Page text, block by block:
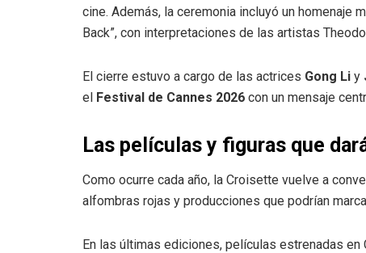
cine. Además, la ceremonia incluyó un homenaje
Back”, con interpretaciones de las artistas
El cierre estuvo a cargo de las actrices Gong Li y
el
Festival de Cannes 2026 con un mensaje
Las películas y figuras que
Como ocurre cada año, la Croisette vuelve a
alfombras rojas y producciones que podrían
En las últimas ediciones, películas estrenadas en